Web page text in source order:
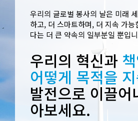
우리의 글로벌 봉사의 날은 미래
하고, 더 스마트하며, 더 지속 가능
다는 더 큰 약속의 일부분일 뿐입
우리의 혁신과
어떻게 목적을
발전으로 이끌어
아보세요.